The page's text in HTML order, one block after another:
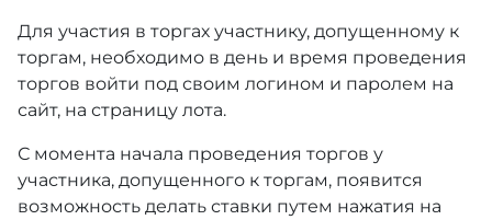
Для участия в торгах участнику, допущенному к
торгам, необходимо в день и время проведения
торгов войти под своим логином и паролем на
сайт, на страницу лота.
С момента начала проведения торгов у
участника, допущенного к торгам, появится
возможность делать ставки путем нажатия на